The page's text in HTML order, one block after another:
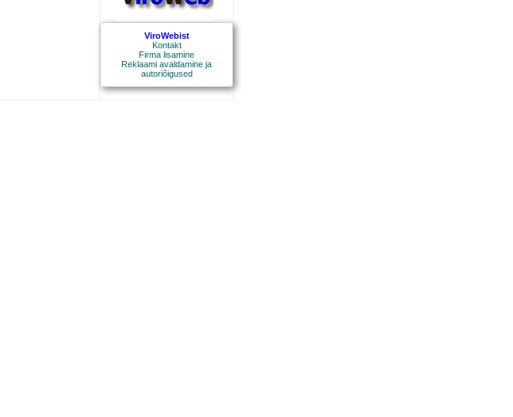
ViroWebist
Kontakt
Firma lisamine
Reklaami avaldamine ja
autoriõigused